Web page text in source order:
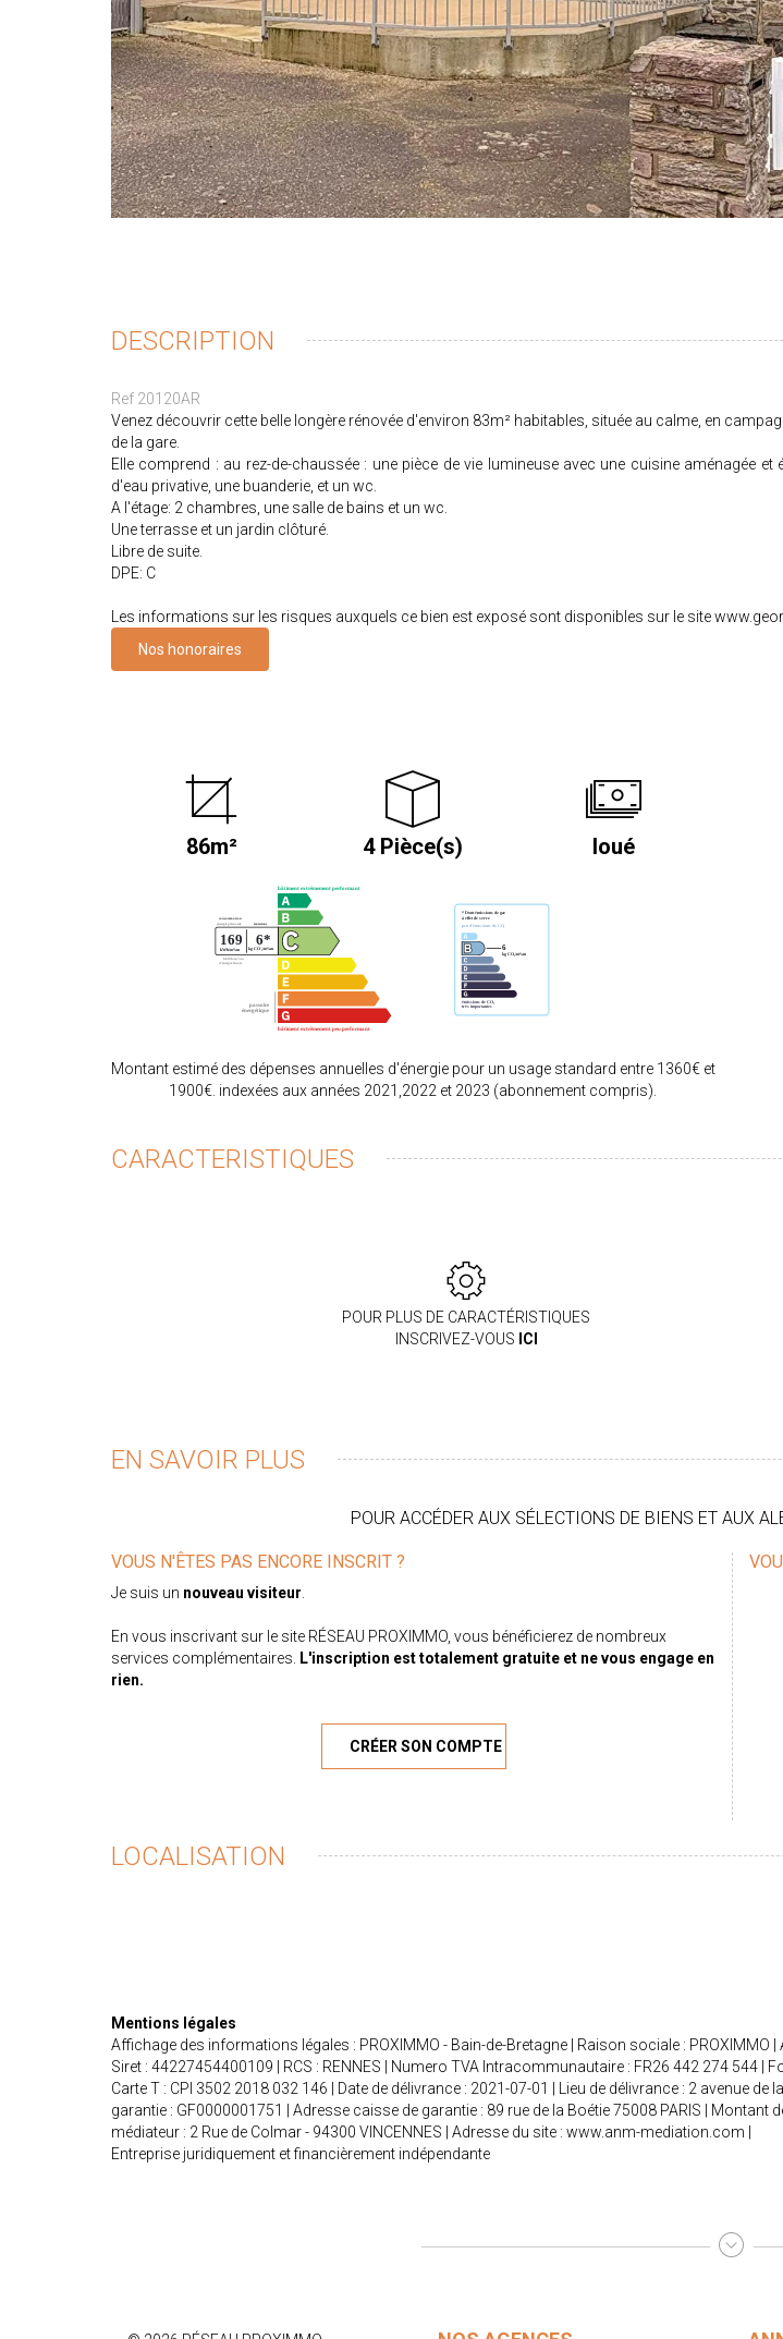
DESCRIPTION
Ref 20120AR
Venez découvrir cette belle longère rénovée d'environ 83m² habitables, située au calme, en
de la gare.
Elle comprend : au rez-de-chaussée : une pièce de vie lumineuse avec une cuisine aménagée et
d'eau privative, une buanderie, et un wc.
A l'étage: 2 chambres, une salle de bains et un wc.
Une terrasse et un jardin clôturé.
Libre de suite.
DPE: C
Les informations sur les risques auxquels ce bien est exposé sont disponibles sur le site
Nos honoraires
86m² 4 Pièce(s) loué
Montant estimé des dépenses annuelles d'énergie pour un usage standard entre 1360€ et
1900€. indexées aux années 2021,2022 et 2023 (abonnement compris).
CARACTERISTIQUES
POUR PLUS DE CARACTÉRISTIQUES
INSCRIVEZ-VOUS ICI
EN SAVOIR PLUS
POUR ACCÉDER AUX SÉLECTIONS DE BIENS ET AUX
VOUS N'ÊTES PAS ENCORE INSCRIT ?
Je suis un nouveau visiteur.
En vous inscrivant sur le site RÉSEAU PROXIMMO, vous bénéficierez de nombreux
services complémentaires. L'inscription est totalement gratuite et ne vous engage en
rien.
CRÉER SON COMPTE
LOCALISATION
Mentions légales
Affichage des informations légales : PROXIMMO - Bain-de-Bretagne | Raison sociale : PROXIMMO |
Siret : 44227454400109 | RCS : RENNES | Numero TVA Intracommunautaire : FR26 442 274 544 |
Carte T : CPI 3502 2018 032 146 | Date de délivrance : 2021-07-01 | Lieu de délivrance : 2 avenue
garantie : GF0000001751 | Adresse caisse de garantie : 89 rue de la Boétie 75008 PARIS |
médiateur : 2 Rue de Colmar - 94300 VINCENNES | Adresse du site : www.anm-mediation.com
Entreprise juridiquement et financièrement indépendante